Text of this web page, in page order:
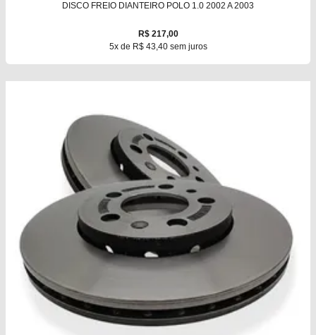
DISCO FREIO DIANTEIRO POLO 1.0 2002 A 2003
R$ 217,00
5x de R$ 43,40 sem juros